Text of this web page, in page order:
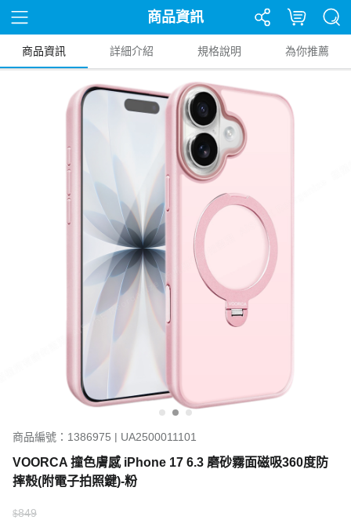
商品資訊
商品資訊 詳細介紹 規格說明 為你推薦
商品編號：1386975 | UA2500011101
VOORCA 撞色膚感 iPhone 17 6.3 磨砂霧面磁吸360度防
摔殼(附電子拍照鍵)-粉
$849